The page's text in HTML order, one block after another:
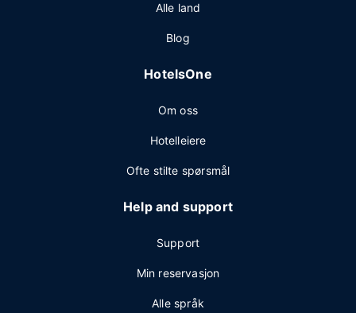
Alle land
Blog
HotelsOne
Om oss
Hotelleiere
Ofte stilte spørsmål
Help and support
Support
Min reservasjon
Alle språk